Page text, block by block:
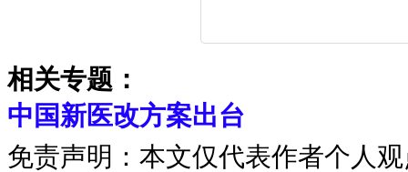
相关专题：
中国新医改方案出台
免责声明：本文仅代表作者个人